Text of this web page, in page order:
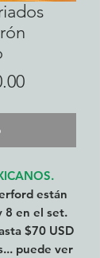
Precio
están
8 en el set.
$70 USD
puede ver